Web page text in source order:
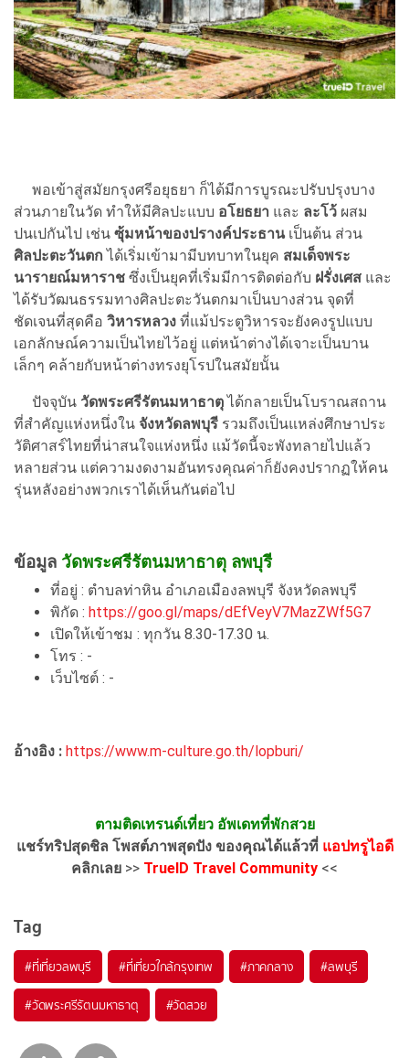
พอเข้าสู่สมัยกรุงศรีอยุธยา ก็ได้มีการบูรณะปรับปรุงบาง
ส่วนภายในวัด ทำให้มีศิลปะแบบ อโยธยา และ ละโว้ ผสม
ปนเปกันไป เช่น ซุ้มหน้าของปรางค์ประธาน เป็นต้น ส่วน
ศิลปะตะวันตก ได้เริ่มเข้ามามีบทบาทในยุค สมเด็จพระ
นารายณ์มหาราช ซึ่งเป็นยุคที่เริ่มมีการติดต่อกับ ฝรั่งเศส และ
ได้รับวัฒนธรรมทางศิลปะตะวันตกมาเป็นบางส่วน จุดที่
ชัดเจนที่สุดคือ วิหารหลวง ที่แม้ประตูวิหารจะยังคงรูปแบบ
เอกลักษณ์ความเป็นไทยไว้อยู่ แต่หน้าต่างได้เจาะเป็นบาน
เล็กๆ คล้ายกับหน้าต่างทรงยุโรปในสมัยนั้น
ปัจจุบัน วัดพระศรีรัตนมหาธาตุได้กลายเป็นโบราณสถาน
ที่สำคัญแห่งหนึ่งใน จังหวัดลพบุรี รวมถึงเป็นแหล่งศึกษาประ
วัติศาสร์ไทยที่น่าสนใจแห่งหนึ่ง แม้วัดนี้จะพังทลายไปแล้ว
หลายส่วน แต่ความงดงามอันทรงคุณค่าก็ยังคงปรากฏให้คน
รุ่นหลังอย่างพวกเราได้เห็นกันต่อไป
ข้อมูล วัดพระศรีรัตนมหาธาตุ ลพบุรี
ที่อยู่ : ตำบลท่าหิน อำเภอเมืองลพบุรี จังหวัดลพบุรี
พิกัด : https://goo.gl/maps/dEfVeyV7MazZWf5G7
เปิดให้เข้าชม : ทุกวัน 8.30-17.30 น.
โทร : -
เว็บไซต์ : -
อ้างอิง : https://www.m-culture.go.th/lopburi/
ตามติดเทรนด์เที่ยว อัพเดทที่พักสวย
แชร์ทริปสุดชิล โพสต์ภาพสุดปัง ของคุณได้แล้วที่ แอปทรูไอดี
คลิกเลย >> TrueID Travel Community <<
Tag
#ที่เที่ยวลพบุรี #ที่เที่ยวใกล้กรุงเทพ #ภาคกลาง #ลพบุรี
#วัดพระศรีรัตนมหาธาตุ #วัดสวย